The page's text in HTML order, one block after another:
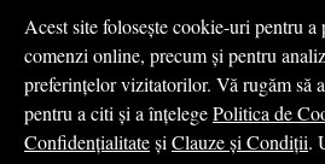
calitate superioara
Mascota PROLUX Genesis
...toate articolele & ştirile
Acest site folosește cookie-uri pentru a
comenzi online, precum și pentru
preferințelor vizitatorilor. Vă rugăm să
pentru a citi și a înțelegePolitica de
Confidențialitateși Clauze și Condiții.